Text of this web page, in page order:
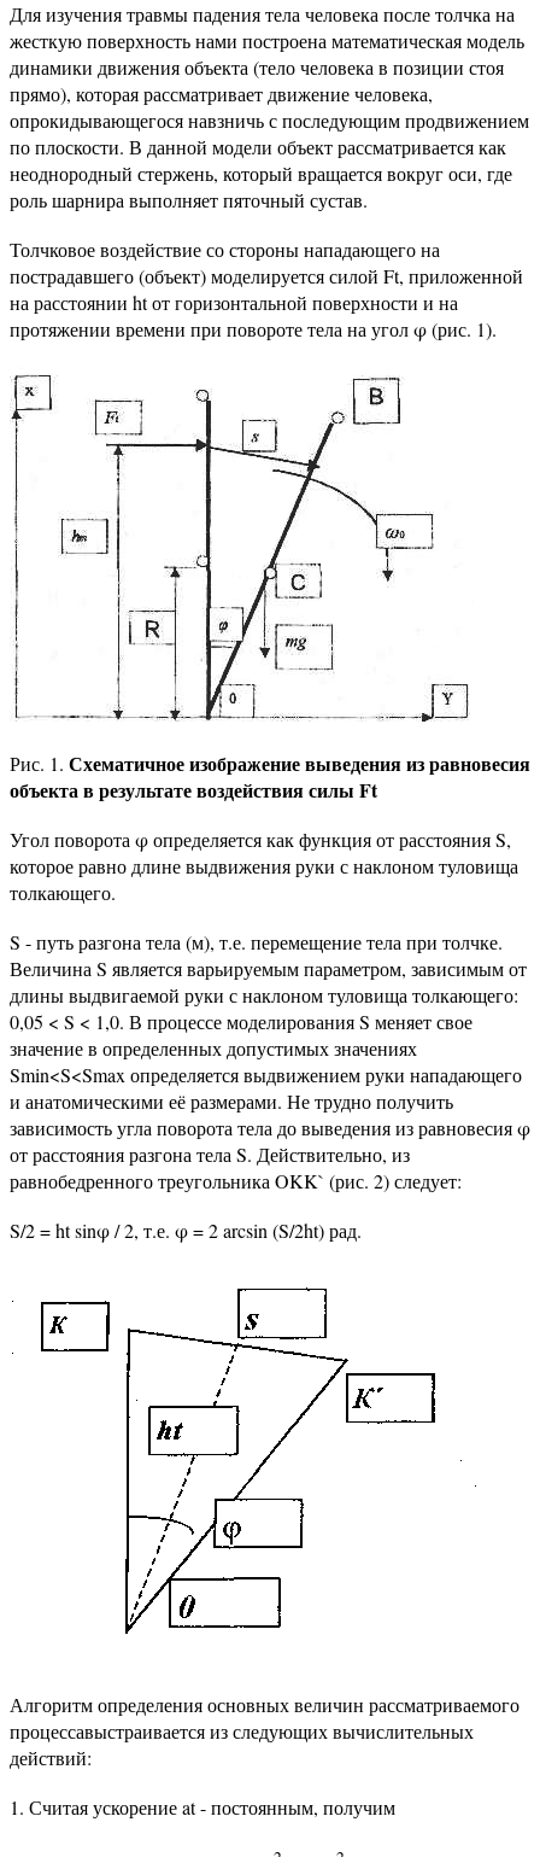
Для изучения травмы падения тела человека после толчка на
жесткую поверхность нами построена математическая модель
динамики движения объекта (тело человека в позиции стоя
прямо), которая рассматривает движение человека,
опрокидывающегося навзничь с последующим продвижением
по плоскости. В данной модели объект рассматривается как
неоднородный стержень, который вращается вокруг оси, где
роль шарнира выполняет пяточный сустав.
Толчковое воздействие со стороны нападающего на
пострадавшего (объект) моделируется силой Ft, приложенной
на расстоянии ht от горизонтальной поверхности и на
протяжении времени при повороте тела на угол φ (рис. 1).
Рис. 1. Схематичное изображение выведения из равновесия
объекта в результате воздействия силы Ft
Угол поворота φ определяется как функция от расстояния S,
которое равно длине выдвижения руки с наклоном туловища
толкающего.
S - путь разгона тела (м), т.е. перемещение тела при толчке.
Величина S является варьируемым параметром, зависимым от
длины выдвигаемой руки с наклоном туловища толкающего:
0,05 < S < 1,0. В процессе моделирования S меняет свое
значение в определенных допустимых значениях
Smin<S<Smax определяется выдвижением руки нападающего
и анатомическими её размерами. Не трудно получить
зависимость угла поворота тела до выведения из равновесия φ
от расстояния разгона тела S. Действительно, из
равнобедренного треугольника OKK` (рис. 2) следует:
S/2 = ht sinφ / 2, т.е. φ = 2 arcsin (S/2ht) рад.
Алгоритм определения основных величин рассматриваемого
процессавыстраивается из следующих вычислительных
действий:
1. Считая ускорение at - постоянным, получим